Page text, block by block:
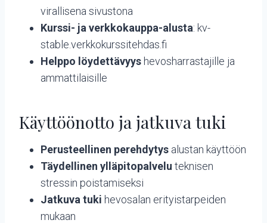
virallisena sivustona
Kurssi- ja verkkokauppa-alusta: kv-
stable.verkkokurssitehdas.fi
Helppo löydettävyys hevosharrastajille ja
ammattilaisille
Käyttöönotto ja jatkuva tuki
Perusteellinen perehdytys alustan käyttöön
Täydellinen ylläpitopalvelu teknisen
stressin poistamiseksi
Jatkuva tuki hevosalan erityistarpeiden
mukaan